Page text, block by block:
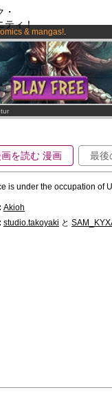
・
ティ！
& mangas!.
per month !Get membership
を読む 漫画 最後
is under the occupation of
Akioh
studio.takoyaki と